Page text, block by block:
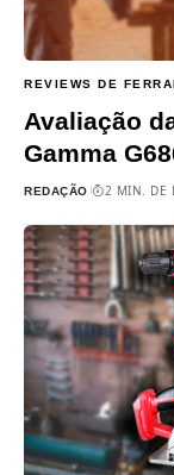
REVIEWS DE
Avaliação
Gamma
REDAÇÃO 2 MIN. DE